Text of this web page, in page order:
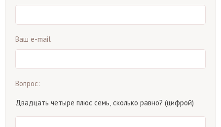
Ваш e-mail
Вопрос:
Двадцать четыре плюс семь, сколько равно? (цифрой)